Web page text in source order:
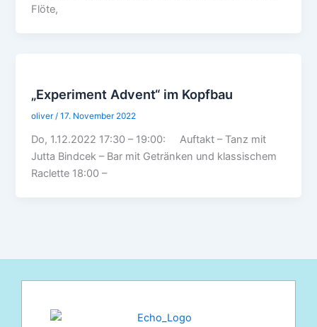
Flöte,
„Experiment Advent“ im Kopfbau
oliver/17. November 2022
Do, 1.12.2022 17:30 – 19:00: Auftakt – Tanz mit
Jutta Bindcek – Bar mit Getränken und klassischem
Raclette 18:00 –